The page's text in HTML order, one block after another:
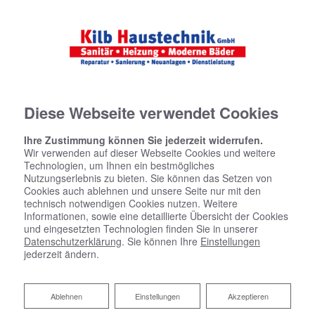
Datenschutzerklärung
Wir bedanken uns für Ihren Besuch bei Kilb Haustechnik
GmbH. Der sichere Umgang mit Ihren Daten ist uns
besonders wichtig. Wir möchten Sie daher hiermit
ausführlich über die Verwendung Ihrer Daten bei dem
Besuch unseres Webauftritts informieren.
1 Begriffsbestimmungen
Diese Webseite verwendet Cookies
Ihre Zustimmung können Sie jederzeit widerrufen.
Wir verwenden auf dieser Webseite Cookies und weitere
Technologien, um Ihnen ein bestmögliches
Nutzungserlebnis zu bieten. Sie können das Setzen von
Cookies auch ablehnen und unsere Seite nur mit den
technisch notwendigen Cookies nutzen. Weitere
Informationen, sowie eine detaillierte Übersicht der Cookies
und eingesetzten Technologien finden Sie in unserer
Datenschutzerklärung. Sie können Ihre Einstellungen
jederzeit ändern.
Akzeptieren
Einstellungen
Ablehnen
Ablehnen